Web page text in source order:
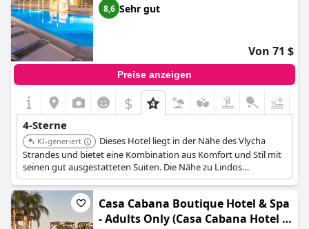
8,6 Sehr gut
Von 71 $
Preise anzeigen
$
4-Sterne
KI-generiert
Dieses Hotel liegt in der Nähe des Vlycha
Strandes und bietet eine Kombination aus Komfort und Stil mit
seinen gut ausgestatteten Suiten. Die Nähe zu Lindos
ermöglicht einfachen Zugang zu historischen Stätten und
malerischen Ausblicken. Das elegante Design und die
entspannende Atmosphäre des Hotels machen es zu einer Top-
Wahl.
Casa Cabana Boutique Hotel & Spa
- Adults Only (Casa Cabana Hotel &